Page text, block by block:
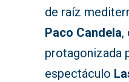
de raíz
Paco Candela,
protagonizada
espectáculo